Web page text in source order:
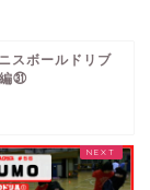
スボールドリブ
㉛